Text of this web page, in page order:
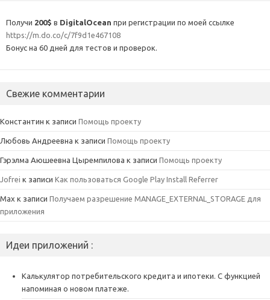
Получи 200$ в DigitalOcean при регистрации по моей ссылке
https://m.do.co/c/7f9d1e467108
Бонус на 60 дней для тестов и проверок.
Свежие комментарии
Константин к записи Помощь проекту
Любовь Андреевна к записи Помощь проекту
Гэрэлма Аюшеевна Цыремпилова к записи Помощь проекту
Jofrei к записи Как пользоваться Google Play Install Referrer
Max к записи Получаем разрешение MANAGE_EXTERNAL_STORAGE для
приложения
Идеи приложений :
Калькулятор потребительского кредита и ипотеки. С функцией
напоминая о новом платеже.